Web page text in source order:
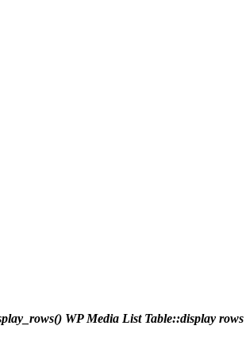
WP Media List Table::display rows